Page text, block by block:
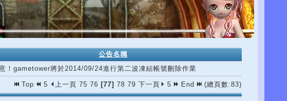
公告名稱
！gametower將於2014/09/24進行第二波凍結帳號刪除作業
Top 5 上一頁 75 76 [77] 78 79 下一頁 5 End (總頁數:83)